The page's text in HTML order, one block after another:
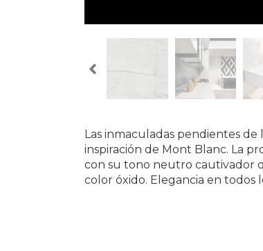
Las inmaculadas pendientes
inspiración de Mont Blanc. La
con su tono neutro cautivador
color óxido. Elegancia en todos